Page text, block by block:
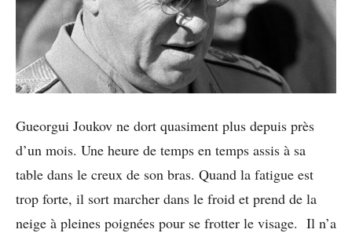
Gueorgui Joukov ne dort quasiment plus depuis près
d’un mois. Une heure de temps en temps assis à sa
table dans le creux de son bras. Quand la fatigue est
trop forte, il sort marcher dans le froid et prend de la
neige à pleines poignées pour se frotter le visage. Il n’a